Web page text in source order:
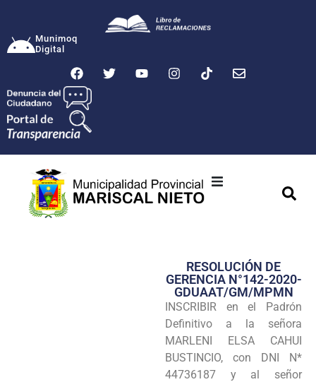
Munimoq
Digital
Transparencia
Seguridad
Programas
Intranet
RESOLUCIÓN DE
GERENCIA N°142-2020-
GDUAAT/GM/MPMN
INSCRIBIR en el Padrón
Definitivo a la señora
MARLENI ELSA CAHUI
BUSTINCIO, con DNI N*
44736187 y al señor